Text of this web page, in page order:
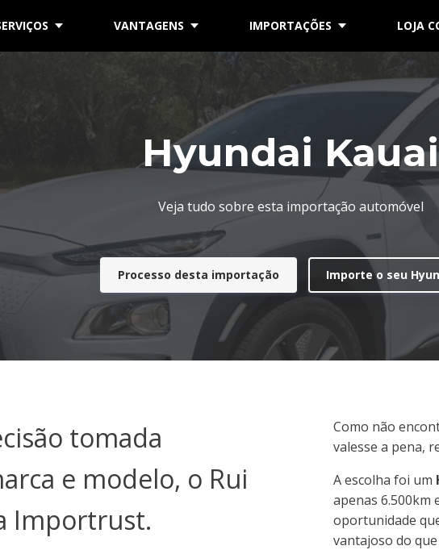
VANTAGENS IMPORTAÇÕES LOJA
Hyundai Kauai
Veja tudo sobre esta importação automóvel
Processo desta importação Importe o seu
tomada
e modelo, o Rui
Importrust.
Como não
valesse a pena,
A escolha foi um
apenas 6.500km
oportunidade
vantajoso do